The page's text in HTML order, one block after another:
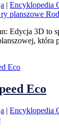
|Encyklopedia
planszowe
Edycja 3D to
która
Eco
|Encyklopedia